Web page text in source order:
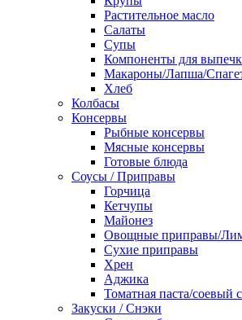
Растительное масло
Салаты
Супы
Компоненты для
Макароны/Лапша/
Хлеб
Колбасы
Консервы
Рыбные консервы
Мясные консервы
Готовые блюда
Соусы / Приправы
Горчица
Кетчупы
Майонез
Овощные приправы/
Сухие приправы
Хрен
Аджика
Томатная паста/соевый
Закуски / Снэки